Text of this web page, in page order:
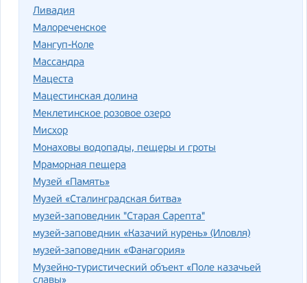
Ливадия
Малореченское
Мангуп-Коле
Массандра
Мацеста
Мацестинская долина
Меклетинское розовое озеро
Мисхор
Монаховы водопады, пещеры и гроты
Мраморная пещера
Музей «Память»
Музей «Сталинградская битва»
музей-заповедник "Старая Сарепта"
музей-заповедник «Казачий курень» (Иловля)
музей-заповедник «Фанагория»
Музейно-туристический объект «Поле казачьей
славы»